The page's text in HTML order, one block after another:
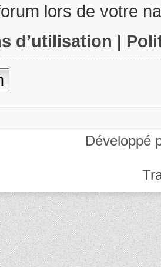
lors de votre
d’utilisation |
Développé